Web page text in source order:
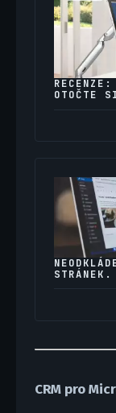
OTOČTE
STRÁNEK.
CRM pro